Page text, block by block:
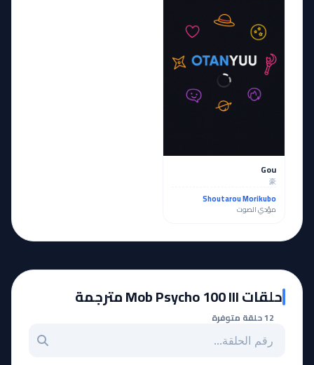
Gou
豪
Shoutarou Morikubo
مؤدي الصوت
حلقات Mob Psycho 100 III مترجمة
12 حلقة متوفرة
بحث عن حلقة بالرقم